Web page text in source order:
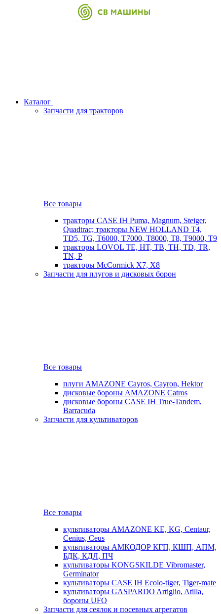
Каталог
Запчасти для тракторов
Все товары
тракторы CASE IH Puma, Magnum, Steiger,
Quadtrac; тракторы NEW HOLLAND T4,
TD5, TG, T6000, T7000, T8000, T8, T9000, T9
тракторы LOVOL TE, HT, TB, TH, TD, TR,
TN, P
тракторы McCormick X7, X8
Запчасти для плугов и дисковых борон
Все товары
плуги AMAZONE Cayros, Cayron, Hektor
дисковые бороны AMAZONE Catros
дисковые бороны CASE IH True-Tandem,
Barracuda
Запчасти для культиваторов
Все товары
культиваторы AMAZONE KE, KG, Centaur,
Cenius, Ceus
культиваторы АМКОДОР КГП, КШП, АПМ,
БДК, КДЛ, ПЧ
культиваторы KONGSKILDE Vibromaster,
Germinator
культиваторы CASE IH Ecolo-tiger, Tiger-mate
культиваторы GASPARDO Artiglio, Atilla,
бороны UFO
Запчасти для сеялок и посевных агрегатов